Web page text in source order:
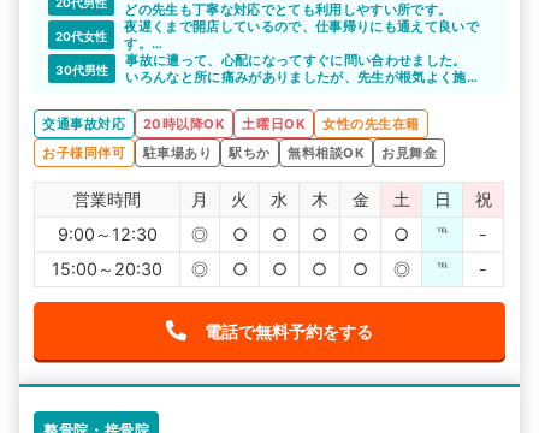
どの先生も丁寧な対応でとても利用しやすい所です。
20代女性
夜遅くまで開店しているので、仕事帰りにも通えて良いで
す。
予約制ではないので、行きたいと思ったときに行けます。
30代男性
事故に遭って、心配になってすぐに問い合わせました。
いろんなと所に痛みがありましたが、先生が根気よく施術
おかげで、徐々に症状が和らいでいる気がします。
交通事故対応 20時以降OK 土曜日OK
女性の先生在籍
お子様同伴可
駐車場あり 駅ちか 無料相談OK お見舞金
営業時間 月 火 水 木 金 土 日
祝
9:00～12:30
◎ ○ ○ ○ ○ ○ ℡
-
15:00～20:30
◎ ○ ○ ○ ○ ◎ ℡ -
電話で無料予約をする